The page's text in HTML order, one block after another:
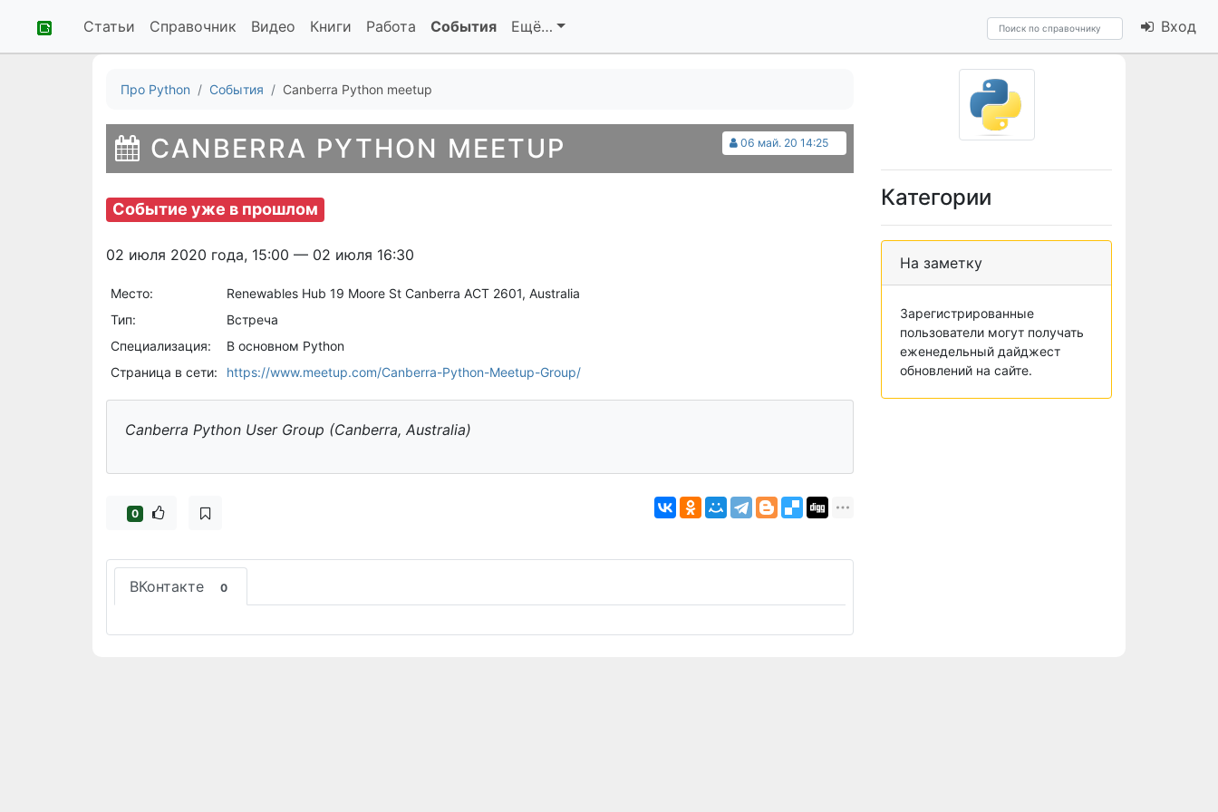
Статьи Справочник Видео Книги Работа События Ещё… Вход
Про Python События Canberra Python meetup
06 май. 20 14:25
CANBERRA PYTHON MEETUP
Событие уже в прошлом
02 июля 2020 года, 15:00 — 02 июля 16:30
Место:
Renewables Hub 19 Moore St Canberra ACT 2601, Australia
Тип:
Встреча
Специализация:
В основном Python
Страница в сети:
https://www.meetup.com/Canberra-Python-Meetup-Group/
Canberra Python User Group (Canberra, Australia)
0
ВКонтакте 0
Категории
На заметку
Зарегистрированные
пользователи могут получать
еженедельный дайджест
обновлений на сайте.